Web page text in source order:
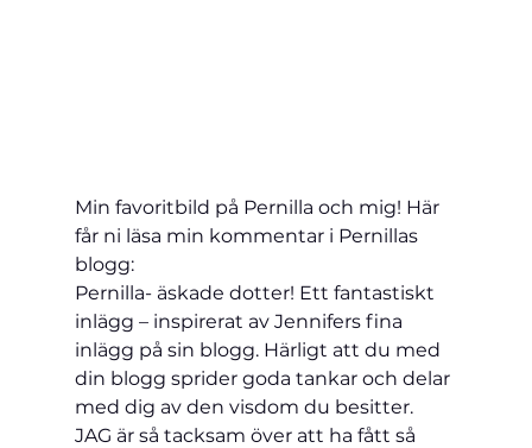
Min favoritbild på Pernilla och mig! Här
får ni läsa min kommentar i Pernillas
blogg:
Pernilla- äskade dotter! Ett fantastiskt
inlägg – inspirerat av Jennifers fina
inlägg på sin blogg. Härligt att du med
din blogg sprider goda tankar och delar
med dig av den visdom du besitter.
JAG är så tacksam över att ha fått så